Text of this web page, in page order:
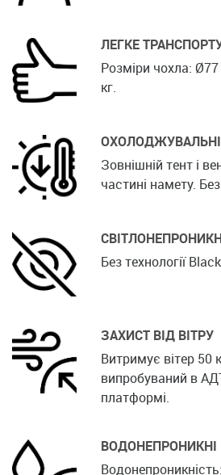
ЛЕГКЕ
Розміри чохла:
кг.
ОХОЛОДЖУВАЛЬНІ
Зовнішній тент і
частині намету.
Без технології
ЗАХИСТ ВІД ВІТРУ
Витримує вітер 50
випробуваний в
платформі.
ВОДОНЕПРОНИКНІ